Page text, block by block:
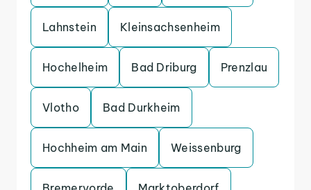
Lahnstein Kleinsachsenheim
Hochelheim Bad Driburg Prenzlau
Vlotho Bad Durkheim
Hochheim am Main Weissenburg